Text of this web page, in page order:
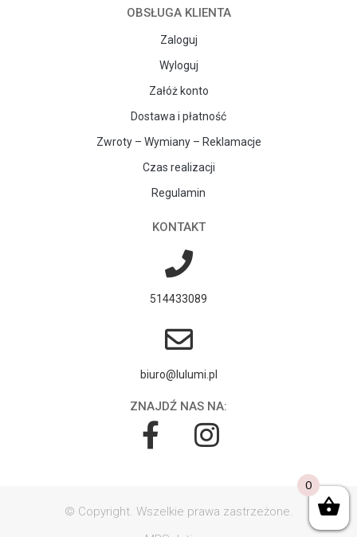
OBSŁUGA KLIENTA
Zaloguj
Wyloguj
Załóż konto
Dostawa i płatność
Zwroty – Wymiany – Reklamacje
Czas realizacji
Regulamin
KONTAKT
514433089
biuro@lulumi.pl
ZNAJDŹ NAS NA:
© Copyright. Wszelkie prawa zastrzeżone.
0